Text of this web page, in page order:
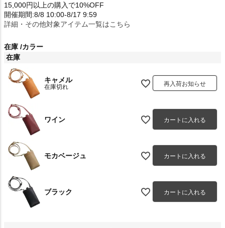
15,000円以上の購入で10%OFF
開催期間:8/8 10:00-8/17 9:59
詳細・その他対象アイテム一覧はこちら
在庫 カラー
在庫
キャメル
在庫切れ 再入荷お知らせ
ワイン カートに入れる
モカベージュ カートに入れる
ブラック カートに入れる